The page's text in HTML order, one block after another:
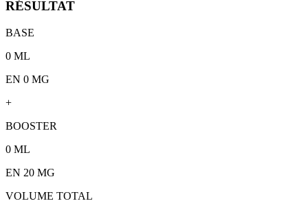
RÉSULTAT
BASE
0 ML
EN 0 MG
+
BOOSTER
0 ML
EN 20 MG
VOLUME TOTAL